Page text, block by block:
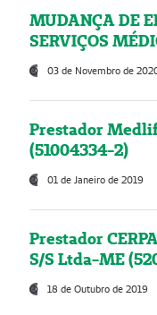
MUDANÇA DE
SERVIÇOS
03 de Novembro de
Prestador
(51004334-2)
01 de Janeiro de 2019
Prestador
S/S Ltda-ME
18 de Outubro de 2019